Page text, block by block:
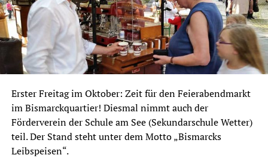
Erster Freitag im Oktober: Zeit für den Feierabendmarkt
im Bismarckquartier! Diesmal nimmt auch der
Förderverein der Schule am See (Sekundarschule Wetter)
teil. Der Stand steht unter dem Motto „Bismarcks
Leibspeisen“.